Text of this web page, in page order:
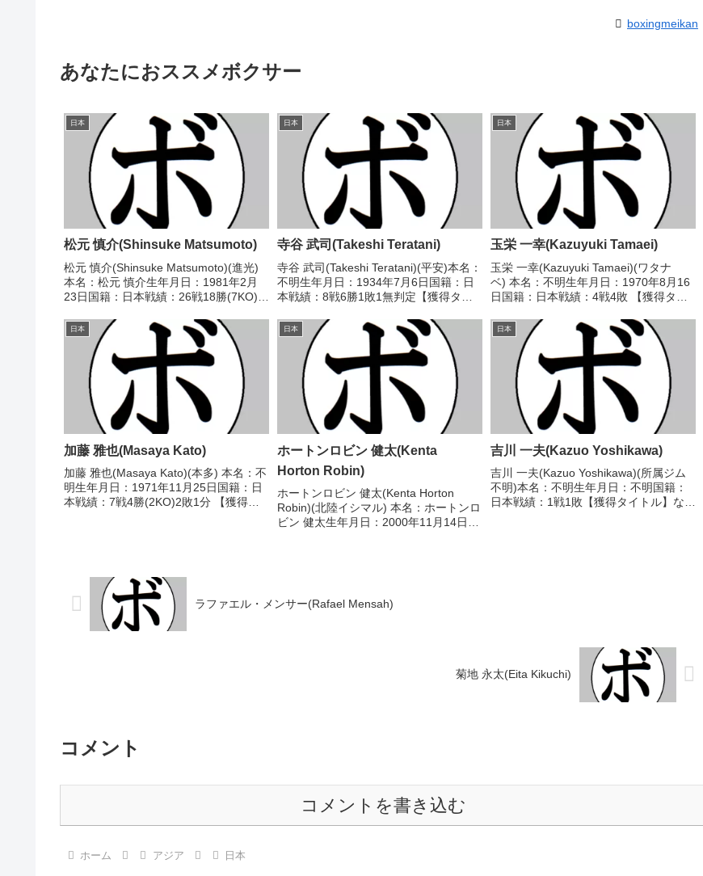
boxingmeikan
あなたにおススメボクサー
日本
松元 慎介(Shinsuke Matsumoto)
松元 慎介(Shinsuke Matsumoto)(進光)
本名：松元 慎介生年月日：1981年2月
23日国籍：日本戦績：26戦18勝(7KO)7
ウェルター級新人王西軍代表【戦歴】
2002/05/28 ...
日本
寺谷 武司(Takeshi Teratani)
寺谷 武司(Takeshi Teratani)(平安)本名：
不明生年月日：1934年7月6日国籍：日
本戦績：8戦6勝1敗1無判定【獲得タイ
【戦歴】1960/08/22 ○4R判定 (採点不
明) 橋本 国...
日本
玉栄 一幸(Kazuyuki Tamaei)
玉栄 一幸(Kazuyuki Tamaei)(ワタナ
ベ) 本名：不明生年月日：1970年8月16
日国籍：日本戦績：4戦4敗 【獲得タイ
判定 (採点不明) 鈴木 武(宮
田)1990/02/07 ...
日本
加藤 雅也(Masaya Kato)
加藤 雅也(Masaya Kato)(本多) 本名：不
明生年月日：1971年11月25日国籍：日
本戦績：7戦4勝(2KO)2敗1分 【獲得タ
日本
ホートンロビン 健太(Kenta
Horton Robin)
ホートンロビン 健太(Kenta Horton
Robin)(北陸イシマル) 本名：ホートンロ
ビン 健太生年月日：2000年11月14日国
日本
吉川 一夫(Kazuo Yoshikawa)
吉川 一夫(Kazuo Yoshikawa)(所属ジム
不明)本名：不明生年月日：不明国籍：
日本戦績：1戦1敗【獲得タイトル】なし
ラファエル・メンサー(Rafael Mensah)
菊地 永太(Eita Kikuchi)
コメント
コメントを書き込む
ホーム アジア 日本